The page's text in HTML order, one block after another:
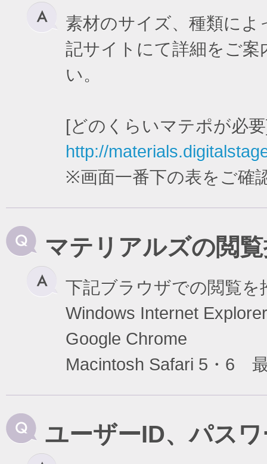
素材のサイズ、種類に
記サイトにて詳細をご
い。
[どのくらいマテポが必
http://
※画面一番下の表をご確
マテリアルズの閲
下記ブラウザでの閲覧を
Windows Internet
Google Chrome
Macintosh Safari 5・6
ユーザーID、パス